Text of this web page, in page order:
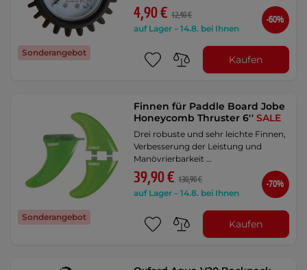
Sonderangebot
4,90 € 12,40 €
auf Lager – 14.8. bei Ihnen
-60%
Kaufen
Sonderangebot
Finnen für Paddle Board Jobe
Honeycomb Thruster 6''SALE
Drei robuste und sehr leichte Finnen,
Verbesserung der Leistung und
Manövrierbarkeit …
39,90 € 130,90 €
auf Lager – 14.8. bei Ihnen
-70%
Kaufen